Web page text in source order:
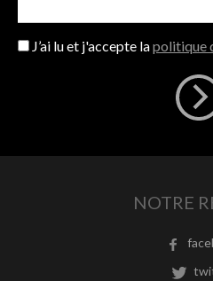
J’ai lu et j'accepte lapolitique
NOTRE